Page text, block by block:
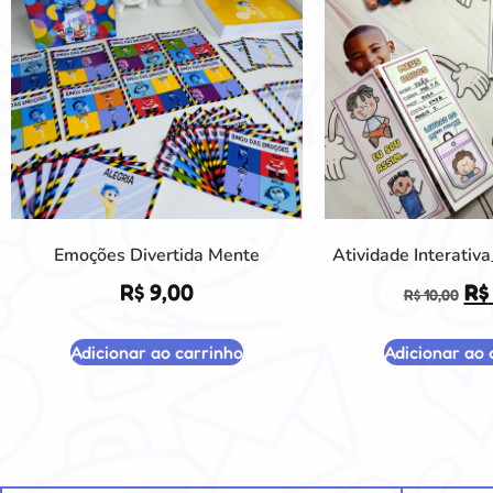
Emoções Divertida Mente
R$ 9,00
Adicionar ao carrinho
Atividade
R$10,00 R$
Adicionar ao